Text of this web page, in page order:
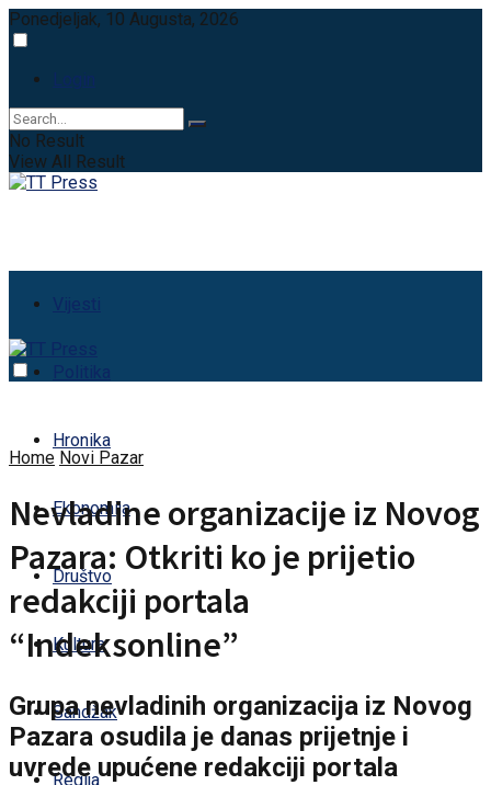
Ponedjeljak, 10 Augusta, 2026
Login
No Result
View All Result
Vijesti
Politika
Hronika
Ekonomija
Društvo
Kultura
Sandžak
Regija
Home Novi Pazar
Nevladine organizacije iz Novog
Pazara: Otkriti ko je prijetio
redakciji portala
“Indeksonline”
Grupa nevladinih organizacija iz Novog
Pazara osudila je danas prijetnje i
uvrede upućene redakciji portala